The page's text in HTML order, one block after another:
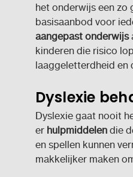
het onderwijs een zo
basisaanbod voor
aangepast onderwijs
kinderen die risico
laaggeletterdheid en
Dyslexie
Dyslexie gaat nooit
er hulpmiddelendie
en spellen kunnen
makkelijker maken